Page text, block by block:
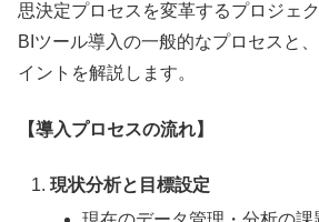
思決定プロセスを変革するプロジェ
BIツール導入の一般的なプロセスと
イントを解説します。
【導入プロセスの流れ】
現状分析と目標設定